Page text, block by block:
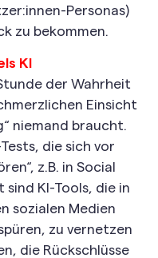
Personas)
zu bekommen.
KI
der Wahrheit
Einsicht
niemand braucht.
die sich vor
z.B. in Social
sind KI-Tools, die in
sozialen Medien
zu vernetzen
die Rückschlüsse